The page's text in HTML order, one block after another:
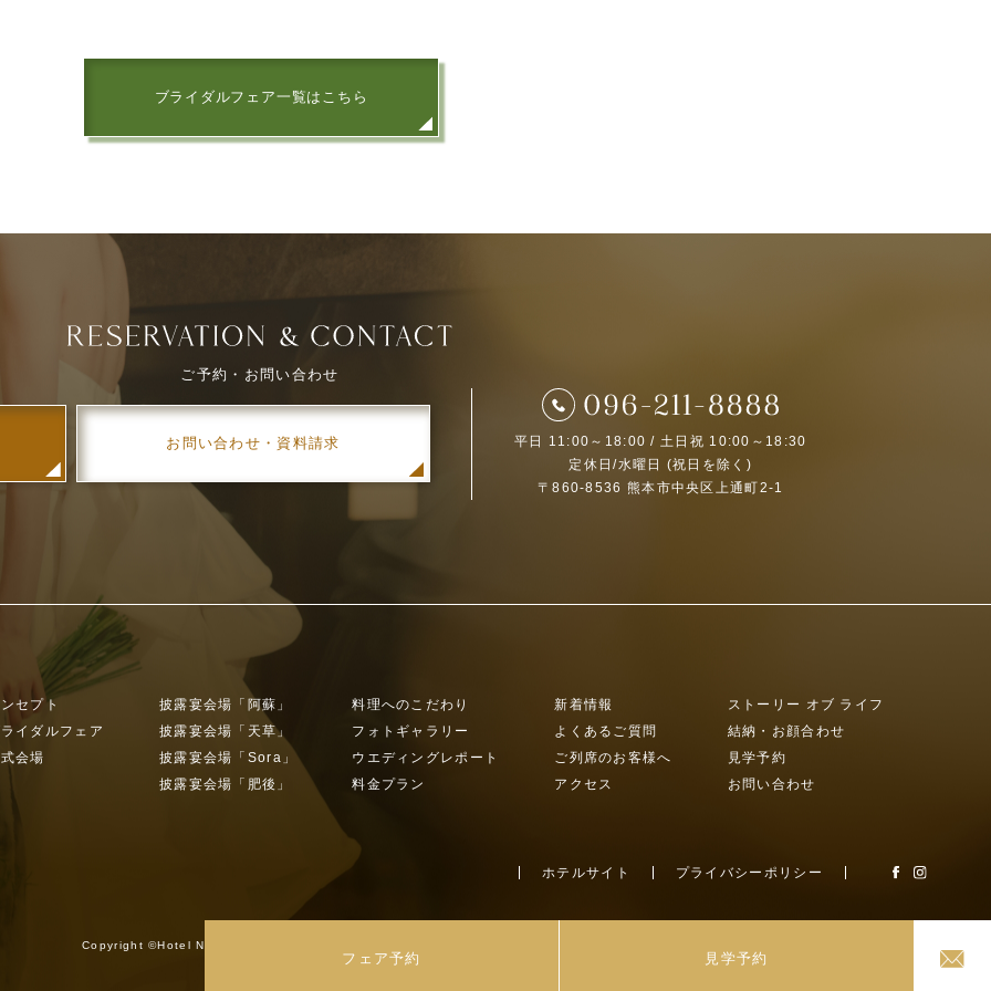
フェア予約 見学予約
ブライダルフェア一覧はこちら
ご予約・お問い合わせ
お問い合わせ・資料請求
平日 11:00～18:00 / 土日祝 10:00～18:30
定休日/水曜日 (祝日を除く)
〒860-8536 熊本市中央区上通町2-1
セプト
イダルフェア
会場
披露宴会場「阿蘇」
披露宴会場「天草」
披露宴会場「Sora」
披露宴会場「肥後」
料理へのこだわり
フォトギャラリー
ウエディングレポート
料金プラン
新着情報
よくあるご質問
ご列席のお客様へ
アクセス
ストーリー オブ ライフ
結納・お顔合わせ
見学予約
お問い合わせ
ホテルサイト プライバシーポリシー
Copyright ©Hotel Nikko Kumamoto All Rights Reserved.